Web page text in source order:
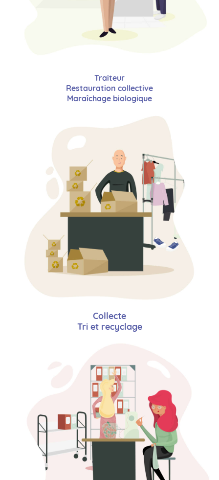
Traiteur
Restauration collective
Maraîchage biologique
Collecte
Tri et recyclage